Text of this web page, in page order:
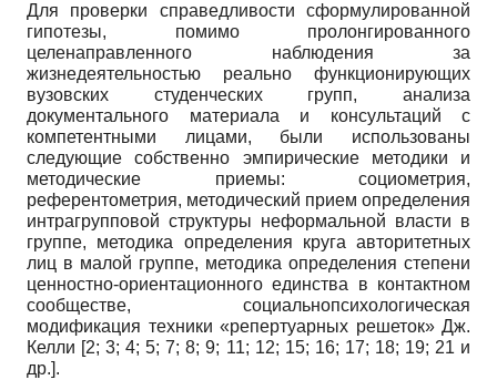
Для проверки справедливости сформулированной
гипотезы, помимо пролонгированного
целенаправленного наблюдения за
жизнедеятельностью реально функционирующих
вузовских студенческих групп, анализа
документального материала и консультаций с
компетентными лицами, были использованы
следующие собственно эмпирические методики и
методические приемы: социометрия,
референтометрия, методический прием определения
ин­трагрупповой структуры неформальной власти в
группе, методика определения круга авторитетных
лиц в малой группе, методика определения степени
цен­ностно-ориентационного единства в контактном
сообществе, социально­психологическая
модификация техники «репертуарных решеток» Дж.
Келли [2; 3; 4; 5; 7; 8; 9; 11; 12; 15; 16; 17; 18; 19; 21 и
др.].